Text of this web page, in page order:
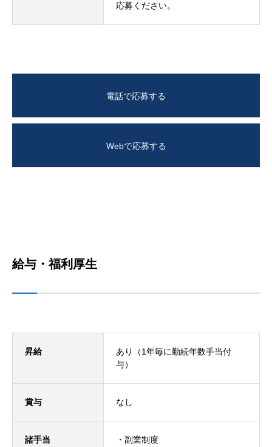
会社を知る
仕事を知る
求人情報
お問い合わせ
ニュース 求人情報 お問い合わせ
応募ください。
電話で応募する
Webで応募する
給与・福利厚生
昇給
あり（1年毎に勤続年数手当付
与）
賞与 なし
諸手当
・副業制度